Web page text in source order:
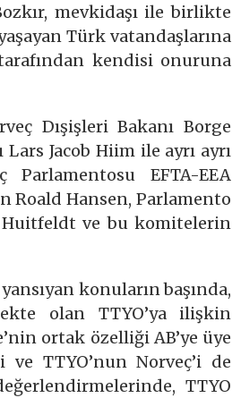
mevkidaşı ile birlikte
Türk vatandaşlarına
kendisi onuruna
Dışişleri Bakanı Borge
Jacob Hiim ile ayrı ayrı
EFTA-EEA
Roald Hansen, Parlamento
Huitfeldt ve bu komitelerin
konuların başında,
olan TTYO’ya ilişkin
ortak özelliği AB’ye üye
TTYO’nun Norveç’i de
TTYO